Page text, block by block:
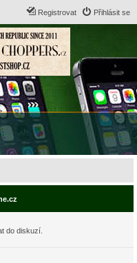
Přihlásit se
Registrovat
do diskuzí.